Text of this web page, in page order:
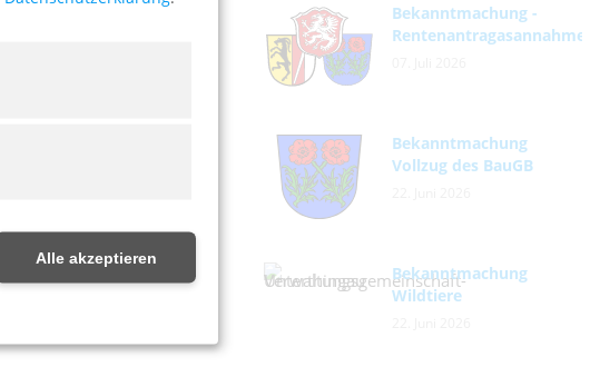
Bekanntmachung -
Rentenantragasannahme
Bekanntmachung
Vollzug des BauGB
Bekanntmachung
Wildtiere
Alle akzeptieren